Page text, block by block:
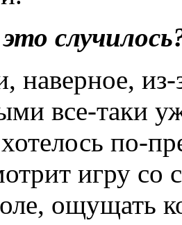
наверное, из-
все-таки
хотелось по-
игру со
ощущать